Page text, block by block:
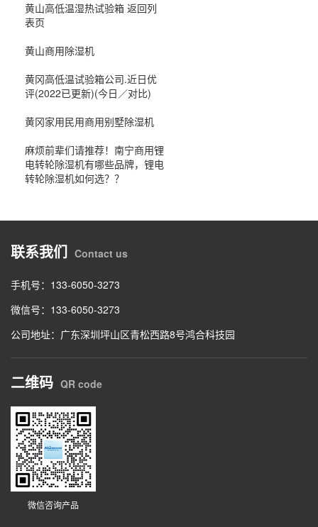
黄山高低温湿热试验箱 返回列
表页
黄山商用除湿机
黄冈高低温试验箱公司.近日优
评(2022已更新)(今日／对比)
黄冈家用民用商用别墅除湿机
麻烦前辈们请推荐！南宁商用锂
电转轮除湿机有哪些品牌，锂电
转轮除湿机如何选？？
联系我们 Contact us
手机号：133-6050-3273
微信号：133-6050-3273
公司地址：广东深圳坪山区青松西路8号鸿合科技园
二维码 QR code
微信咨询产品